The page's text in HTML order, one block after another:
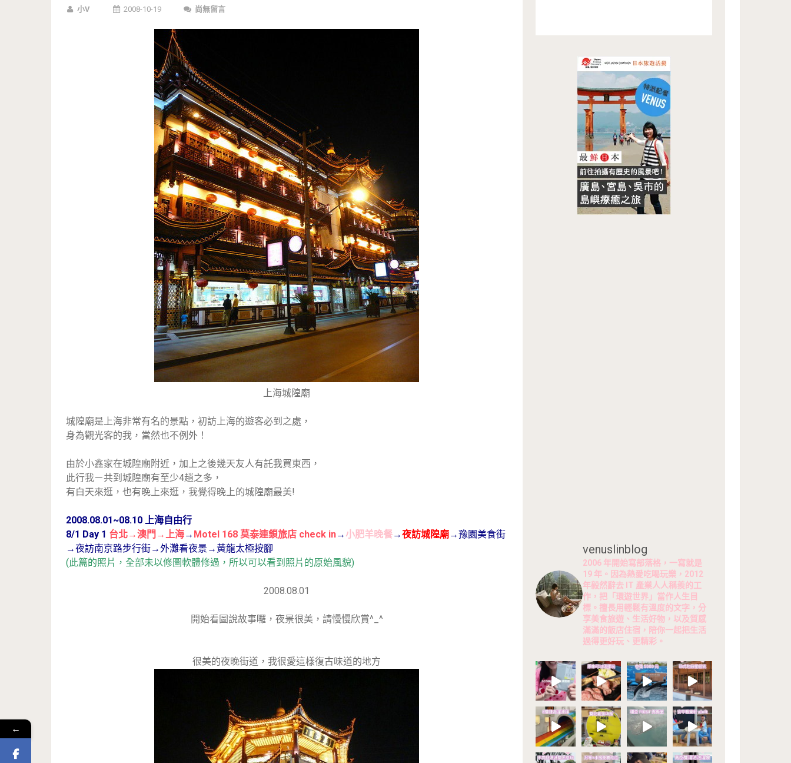
小V 2008-10-19 尚無留言
上海城隍廟
城隍廟是上海非常有名的景點，初訪上海的遊客必到之處，
身為觀光客的我，當然也不例外！
由於小鑫家在城隍廟附近，加上之後幾天友人有託我買東西，
此行我ㄧ共到城隍廟有至少4趟之多，
有白天來逛，也有晚上來逛，我覺得晚上的城隍廟最美!
2008.08.01~08.10 上海自由行
8/1 Day 1 台北→澳門→上海→ Motel 168 莫泰連鎖旅店 check in→小肥羊晚餐→夜訪城隍廟→豫園美食街
→夜訪南京路步行街→外灘看夜景→黃龍太極按腳
(此篇的照片，全部未以修圖軟體修過，所以可以看到照片的原始風貌)
2008.08.01
開始看圖說故事囉，夜景很美，請慢慢欣賞^_^
很美的夜晚街道，我很愛這樣復古味道的地方
venuslinblog
2006 年開始寫部落格，一寫就是
19 年。因為熱愛吃喝玩樂，2012
年毅然辭去 IT 產業人人稱羨的工
作，把「環遊世界」當作人生目
標。擅長用輕鬆有溫度的文字，分
享美食旅遊、生活好物，以及質感
滿滿的飯店住宿，陪你一起把生活
過得更好玩、更精彩。
←